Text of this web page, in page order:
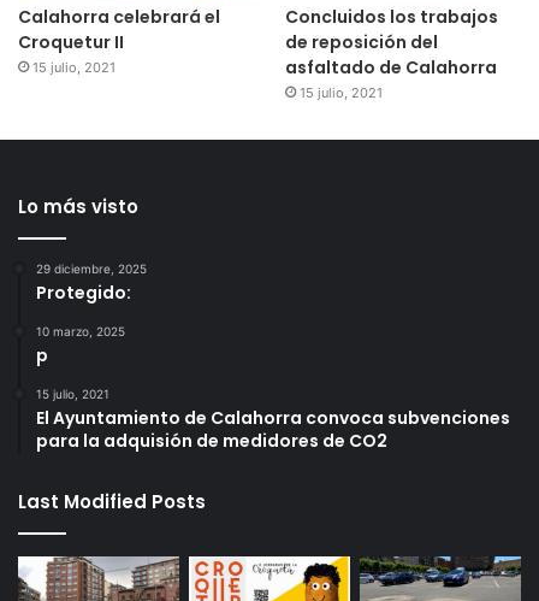
Calahorra celebrará el
Croquetur II
15 julio, 2021
Concluidos los trabajos
de reposición del
asfaltado de Calahorra
15 julio, 2021
Lo más visto
29 diciembre, 2025
Protegido:
10 marzo, 2025
p
15 julio, 2021
El Ayuntamiento de Calahorra convoca subvenciones
para la adquisión de medidores de CO2
Last Modified Posts